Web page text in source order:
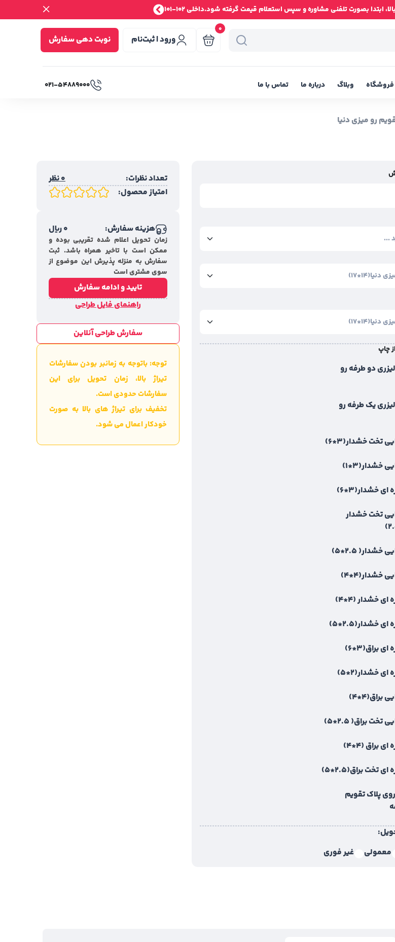
ابتدا بصورت تلفنی مشاوره و سپس استعلام قیمت گرفته شود.داخلی 102-101
0
ورود | ثبت‌نام نوبت دهی سفارش
فروشگاه وبلاگ درباره ما تماس با ما ۰۲۱-۵۴۸۸۹۰۰۰
رو میزی دنیا
چاپ
دو طرفه رو
یک طرفه رو
تخت خشدار(3*6)
خشدار(3*1)
ای خشدار(3*6)
تخت خشدار
خشدار( 2.5*5)
خشدار(4*4)
ای خشدار (4*4)
خشدار(2.5*5)
براق(3*6)
ای خشدار(2*5)
براق(4*4)
تخت براق( 2.5*5)
براق (4*4)
تخت براق(2.5*5)
پلاک تقویم
معمولی غیر فوری
تعداد نظرات:
0 نظر
امتیاز محصول:
هزینه سفارش: 0ریال
زمان تحویل اعلام شده تقریبی بوده و
ممکن است با تاخیر همراه باشد. ثبت
سفارش به منزله پذیرش این موضوع از
سوی مشتری است
تایید و ادامه سفارش
راهنمای فایل طراحی
سفارش طراحی آنلاین
توجه: باتوجه به زمانبر بودن سفارشات
تیراژ بالا، زمان تحویل برای این
سفارشات حدودی است.
تخفیف برای تیراژ های بالا به صورت
خودکار اعمال می شود.